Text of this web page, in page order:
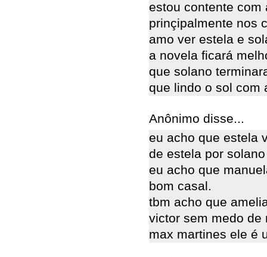
estou contente com
prinçipalmente nos
amo ver estela e
a novela ficará
que solano
que lindo o sol com
Anônimo disse...
eu acho que estela
de estela por
eu acho que
bom casal.
tbm acho que
victor sem medo de
max martines ele é